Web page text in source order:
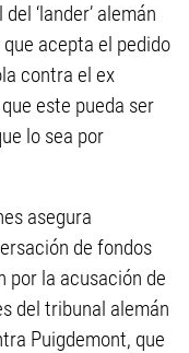
‘lander’ alemán
acepta el pedido
contra el ex
este pueda ser
lo sea por
asegura
de fondos
por la acusación de
del tribunal alemán
Puigdemont, que